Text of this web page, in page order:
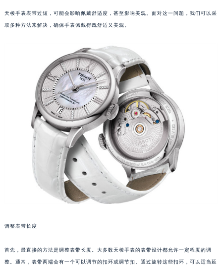
天梭手表表带过短，可能会影响佩戴舒适度，甚至影响美观。面对这一问题，我们可以采
取多种方法来解决，确保手表佩戴得既舒适又美观。
调整表带长度
首先，最直接的方法是调整表带长度。大多数天梭手表的表带设计都允许一定程度的调
整。通常，表带两端会有一个可以调节的扣环或调节扣。通过旋转这些扣环，可以适当延